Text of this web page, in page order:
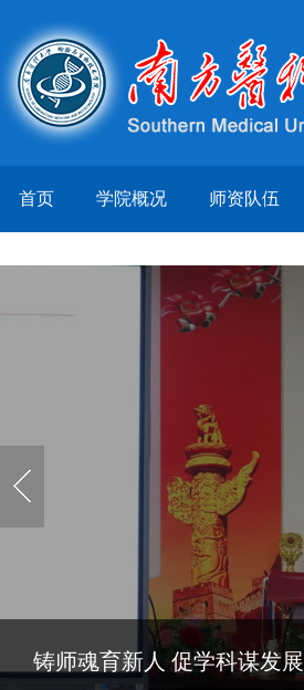
首页 学院概况 师资队伍
铸师魂育新人 促学科谋发展